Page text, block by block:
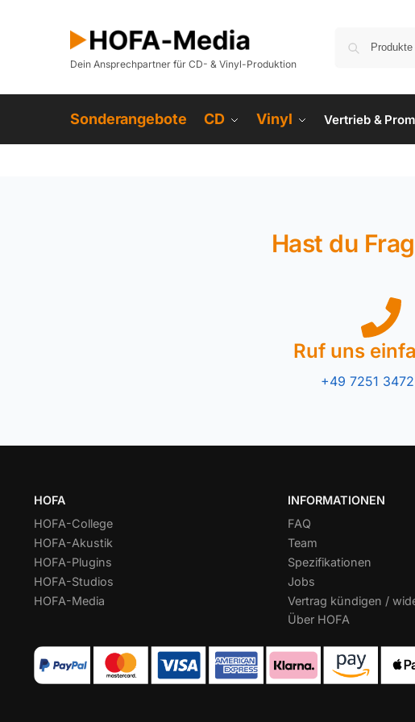
Dein Ansprechpartner für CD- & Vinyl-Produktion
Sonderangebote CD Vinyl Vertrieb &
Hast du
Ruf uns
+49 7251
HOFA
HOFA-College
HOFA-Akustik
HOFA-Plugins
HOFA-Studios
HOFA-Media
INFORMATIONEN
FAQ
Team
Spezifikationen
Jobs
Vertrag kündigen /
Über HOFA